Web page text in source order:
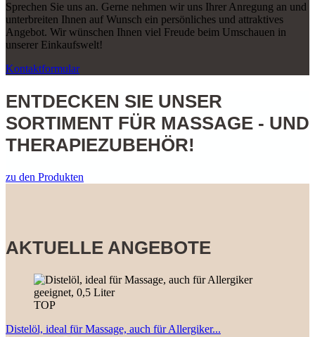
Sprechen Sie uns an. Gerne nehmen wir uns Ihrer Anregung an und
unterbreiten Ihnen auf Wunsch ein persönliches und attraktives
Angebot. Wir wünschen Ihnen viel Freude beim Umschauen in
unserer Einkaufswelt!
Kontaktformular
ENTDECKEN SIE UNSER
SORTIMENT FÜR MASSAGE - UND
THERAPIEZUBEHÖR!
zu den Produkten
AKTUELLE ANGEBOTE
TOP
Distelöl, ideal für Massage, auch für Allergiker...